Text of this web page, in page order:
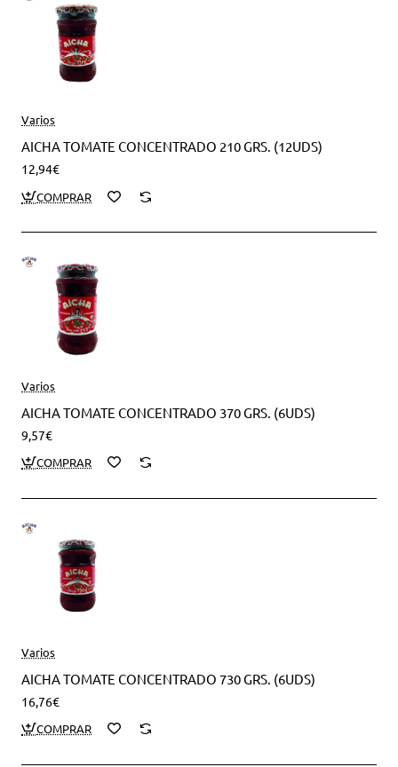
Varios
AICHA TOMATE CONCENTRADO 210 GRS. (12UDS)
12,94€
Varios
AICHA TOMATE CONCENTRADO 370 GRS. (6UDS)
9,57€
Varios
AICHA TOMATE CONCENTRADO 730 GRS. (6UDS)
16,76€